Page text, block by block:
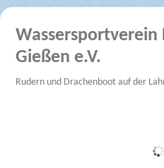
Wassersportverein
Gießen e.V.
Rudern und Drachenboot auf der